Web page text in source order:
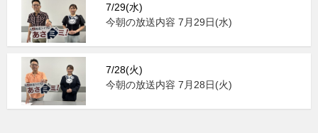
7/29(水)
今朝の放送内容 7月29日(水)
7/28(火)
今朝の放送内容 7月28日(火)